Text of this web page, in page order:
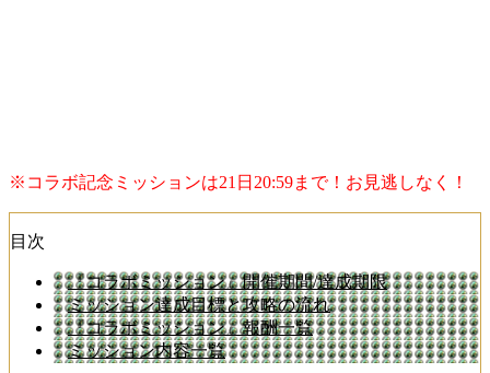
※コラボ記念ミッションは21日20:59まで！お見逃しなく！
目次
『コラボミッション』開催期間/達成期限
ミッション達成目標と攻略の流れ
『コラボミッション』報酬一覧
ミッション内容一覧